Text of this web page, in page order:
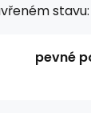
stavu:
pevné